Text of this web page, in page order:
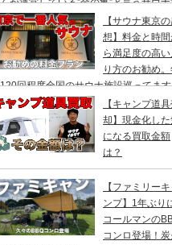
が運営している”金の亀”と言うサウ
行ってきました。
【サウナ東京
想】料金と時
ら満足度の高い
り方のお勧め
回程度全国のサウナ施設巡ってま
【キャンプ道
却】現金化し
になる買取金額
は？
【ファミリーキ
ンプ】1年ぶり
コールマンの
コンロ登場！炭